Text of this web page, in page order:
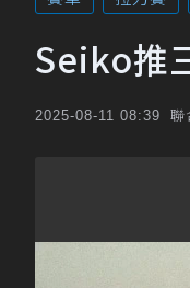
Seiko推
2025-08-11 08:39 聯